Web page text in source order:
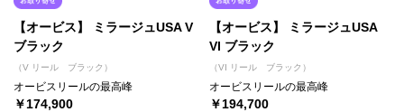
【オービス】 ミラージュUSA V
ブラック
（V リール ブラック）
オービスリールの最高峰
￥174,900
【オービス】 ミラージュUSA
VI ブラック
（VI リール ブラック）
オービスリールの最高峰
￥194,700